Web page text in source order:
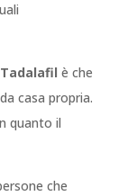
è che
casa propria.
quanto il
che